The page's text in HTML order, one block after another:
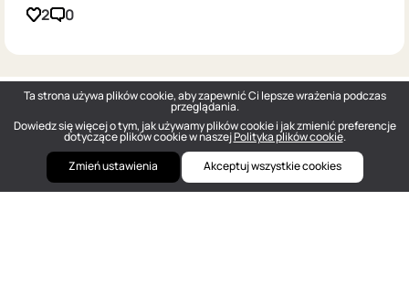
2 0
Ta strona używa plików cookie, aby zapewnić Ci lepsze wrażenia podczas
przeglądania.
Dowiedz się więcej o tym, jak używamy plików cookie i jak zmienić preferencje
dotyczące plików cookie w naszejPolityka plików cookie.
Zmień ustawienia
Akceptuj wszystkie cookies